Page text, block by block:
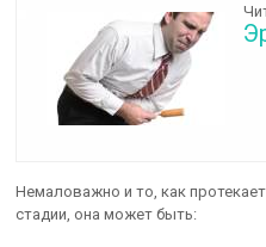
Немаловажно и то, как
стадии, она может быть: